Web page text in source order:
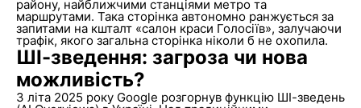
району, найближчими станціями метро та
маршрутами. Така сторінка автономно ранжується за
запитами на кшталт «салон краси Голосіїв», залучаючи
трафік, якого загальна сторінка ніколи б не охопила.
ШІ-зведення: загроза чи нова
можливість?
З літа 2025 року Google розгорнув функцію ШІ-зведень